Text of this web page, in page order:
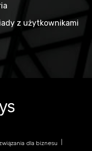
z użytkownikami
dla biznesu